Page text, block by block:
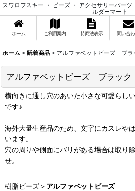
スワロフスキー ・ ビーズ ・ アクセサリーパー
ルダーマート
ホーム ご利用案内 特商法表示 問い合
ホーム > 新着商品 > アルファベットビーズ ブラ
アルファベットビーズ ブラック
横向きに通し穴のあいた小さな可愛らし
です♪
海外大量生産品のため、文字にカスレや
います。
穴の周りや側面にバリがある場合は取り
せ。
樹脂ビーズ＞ アルファベットビーズ